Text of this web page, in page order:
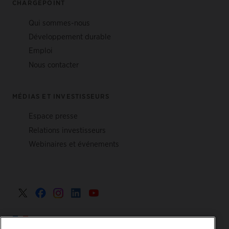
CHARGEPOINT
Qui sommes-nous
Développement durable
Emploi
Nous contacter
MÉDIAS ET INVESTISSEURS
Espace presse
Relations investisseurs
Webinaires et événements
France >